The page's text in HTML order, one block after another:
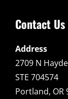
Contact Us
Address
2709 N
STE 704574
Portland, OR